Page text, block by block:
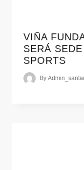
VIÑA
SERÁ
SPORTS
By